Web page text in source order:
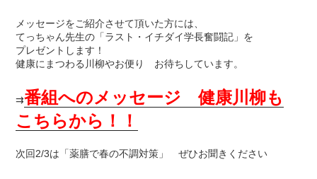
メッセージをご紹介させて頂いた方には、
てっちゃん先生の「ラスト・イチダイ学長奮闘記」を
プレゼントします！
健康にまつわる川柳やお便り お待ちしています。
⇉番組へのメッセージ 健康川柳も
こちらから！！
次回2/3は「薬膳で春の不調対策」 ぜひお聞きください